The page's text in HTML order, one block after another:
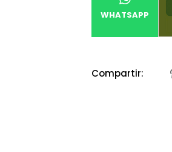
WHATSAPP
Compartir: